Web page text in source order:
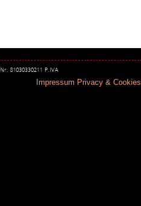
81030330211 P.IVA
Impressum Privacy & Cookies